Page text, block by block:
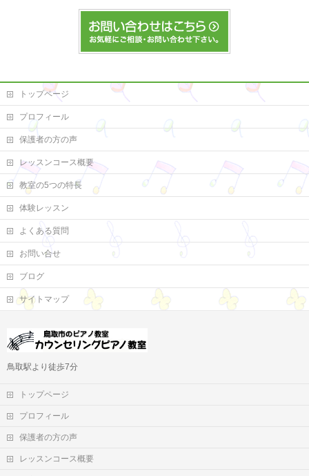
トップページ
プロフィール
保護者の方の声
レッスンコース概要
教室の5つの特長
体験レッスン
よくある質問
お問い合せ
ブログ
サイトマップ
鳥取駅より徒歩7分
トップページ
プロフィール
保護者の方の声
レッスンコース概要